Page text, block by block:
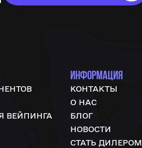
ВЕЙПИНГА
ИНФОРМАЦИЯ
КОНТАКТЫ
О НАС
БЛОГ
НОВОСТИ
СТАТЬ ДИЛЕРОМ